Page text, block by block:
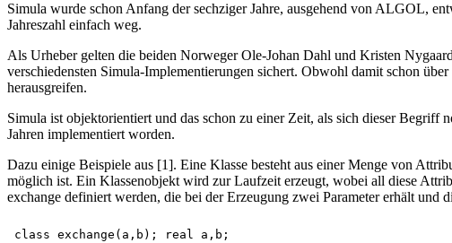
Simula wurde schon Anfang der sechziger Jahre, ausgehend von ALGOL,
Jahreszahl einfach weg.
Als Urheber gelten die beiden Norweger Ole-Johan Dahl und Kristen
verschiedensten Simula-Implementierungen sichert. Obwohl damit schon
herausgreifen.
Simula ist objektorientiert und das schon zu einer Zeit, als sich dieser
Jahren implementiert worden.
Dazu einige Beispiele aus [1]. Eine Klasse besteht aus einer Menge von
möglich ist. Ein Klassenobjekt wird zur Laufzeit erzeugt, wobei all diese
exchange definiert werden, die bei der Erzeugung zwei Parameter erhält und
class exchange(a,b); real a,b;